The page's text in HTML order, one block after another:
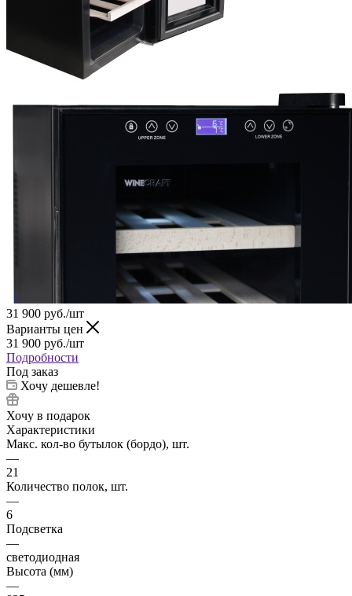
31 900 руб./шт
Варианты цен
31 900 руб./шт
Подробности
Под заказ
Хочу дешевле!
Хочу в подарок
Характеристики
Макс. кол-во бутылок (бордо), шт.
—
21
Количество полок, шт.
—
6
Подсветка
—
светодиодная
Высота (мм)
—